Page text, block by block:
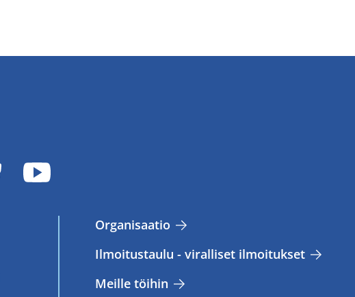
Or­ga­ni­saa­tio
Il­moi­tus­tau­lu - vi­ral­li­set il­moi­tuk­set
Meil­le töi­hin